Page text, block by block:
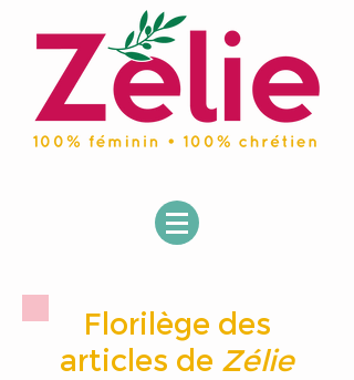
Florilège des
articles de Zélie